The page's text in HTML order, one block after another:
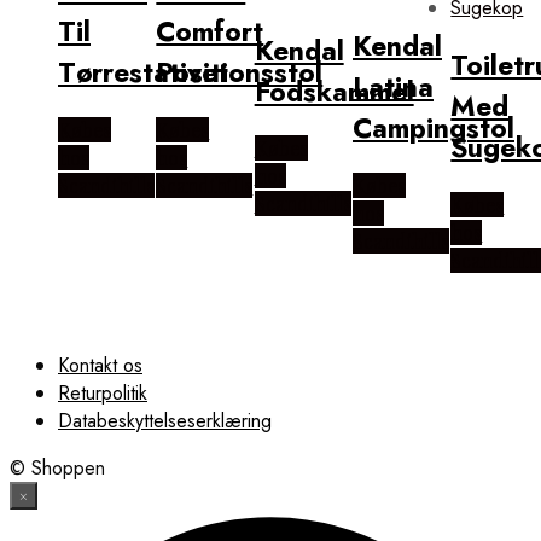
Til
Tørrestativet
Comfort
Positionsstol
Kendal
Fodskammel
Kendal
Latina
Campingstol
Med
Kontakt os
Returpolitik
Databeskyttelseserklæring
© Shoppen
×